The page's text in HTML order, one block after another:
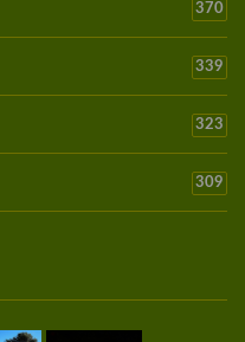
370
339
323
309